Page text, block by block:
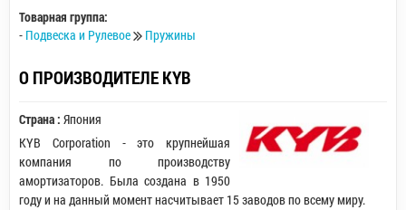
Товарная группа:
- Подвеска и Рулевое Пружины
О ПРОИЗВОДИТЕЛЕ KYB
Страна : Япония
KYB Corporation - это крупнейшая
компания по производству
амортизаторов. Была создана в 1950
году и на данный момент насчитывает 15 заводов по всему миру.